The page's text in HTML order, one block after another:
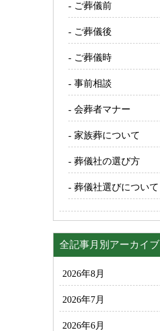
ご葬儀前
ご葬儀後
ご葬儀時
事前相談
会葬者マナー
家族葬について
葬儀社の選び方
葬儀社選びについて
全記事月別アーカイブ
2026年8月
2026年7月
2026年6月